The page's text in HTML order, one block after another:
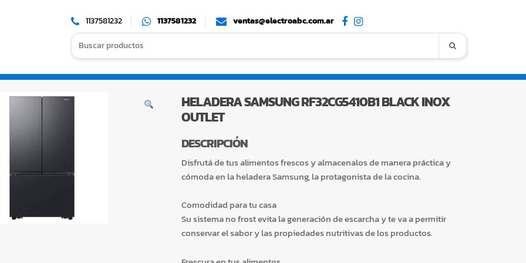
1137581232 1137581232 ventas@electroabc.com.ar
Search
for:
HELADERA SAMSUNG RF32CG5410B1 BLACK INOX
OUTLET
DESCRIPCIÓN
Disfrutá de tus alimentos frescos y almacenalos de manera práctica y
cómoda en la heladera Samsung, la protagonista de la cocina.
Comodidad para tu casa
Su sistema no frost evita la generación de escarcha y te va a permitir
conservar el sabor y las propiedades nutritivas de los productos.